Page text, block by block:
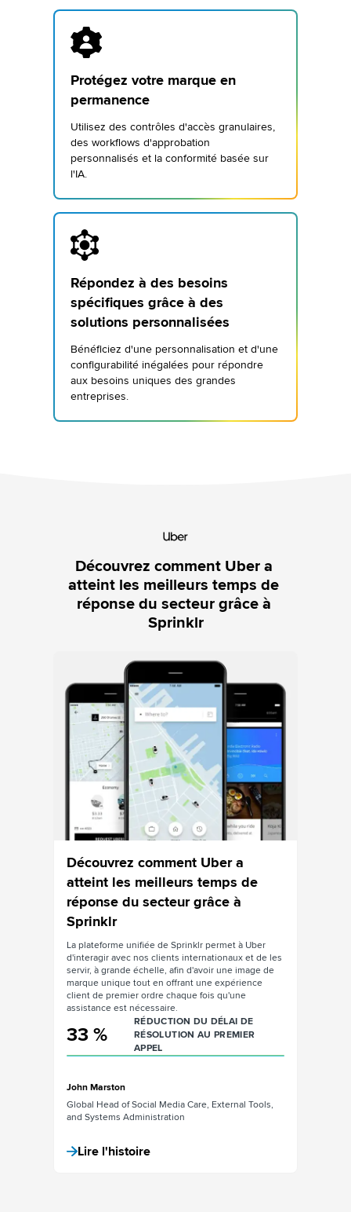
Protégez votre marque en
permanence
Utilisez des contrôles d'accès granulaires,
des workflows d'approbation
personnalisés et la conformité basée sur
l'IA.
Répondez à des besoins
spécifiques grâce à des
solutions personnalisées
Bénéficiez d'une personnalisation et d'une
configurabilité inégalées pour répondre
aux besoins uniques des grandes
entreprises.
Découvrez comment Uber a
atteint les meilleurs temps de
réponse du secteur grâce à
Sprinklr
Découvrez comment Uber a
atteint les meilleurs temps de
réponse du secteur grâce à
Sprinklr
La plateforme unifiée de Sprinklr permet à Uber
d'interagir avec nos clients internationaux et de les
servir, à grande échelle, afin d'avoir une image de
marque unique tout en offrant une expérience
client de premier ordre chaque fois qu'une
assistance est nécessaire.
33 %
RÉDUCTION DU DÉLAI DE
RÉSOLUTION AU PREMIER
APPEL
John Marston
Global Head of Social Media Care, External Tools,
and Systems Administration
Lire l'histoire